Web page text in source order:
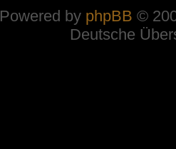
Powered by phpBB ©
Deutsche